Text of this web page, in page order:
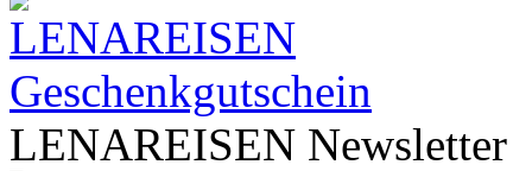
LENAREISEN Newsletter